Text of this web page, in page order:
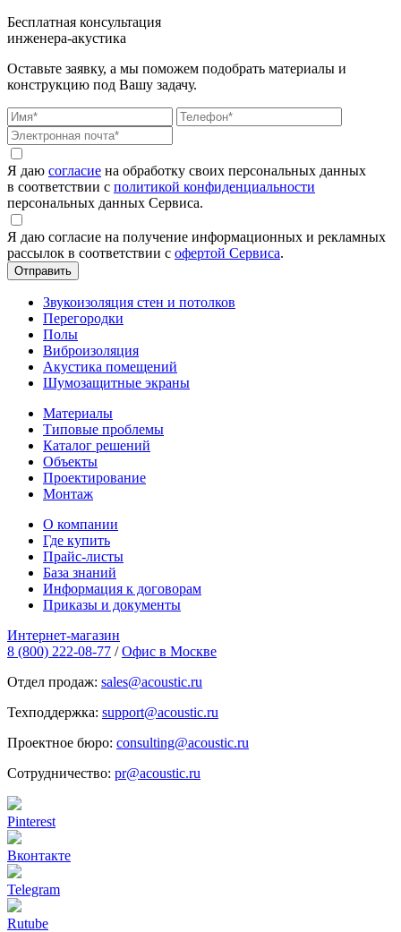
Бесплатная консультация
инженера-акустика
Оставьте заявку, а мы поможем подобрать материалы и
конструкцию под Вашу задачу.
Я даю согласие на обработку своих персональных данных
в соответствии с политикой конфиденциальности
персональных данных Сервиса.
Я даю согласие на получение информационных и рекламных
рассылок в соответствии с офертой Сервиса.
Звукоизоляция стен и потолков
Перегородки
Полы
Виброизоляция
Акустика помещений
Шумозащитные экраны
Материалы
Типовые проблемы
Каталог решений
Объекты
Проектирование
Монтаж
О компании
Где купить
Прайс-листы
База знаний
Информация к договорам
Приказы и документы
Интернет-магазин
8 (800) 222-08-77 / Офис в Москве
Отдел продаж: sales@acoustic.ru
Техподдержка: support@acoustic.ru
Проектное бюро: consulting@acoustic.ru
Сотрудничество: pr@acoustic.ru
Pinterest
Вконтакте
Telegram
Rutube